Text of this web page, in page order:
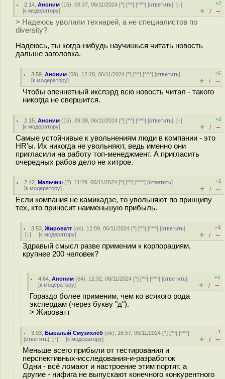
2.14 ,Аноним (16), 09:37, 06/11/2024 [^] [^^] [^^^] [ответить][↓]
[к модератору]
+7
+ / –
> Надеюсь уволили технарей, а не специалистов по
diversity?
Надеюсь, ты когда-нибудь научишься читать новость
дальше заголовка.
3.59 ,Аноним (59), 12:28, 06/11/2024 [^] [^^] [^^^] [ответить]
[к модератору]
+6
+ / –
Чтобы опеннетный икспэрд всю новость читал - такого
никогда не свершится.
2.15 ,Аноним (15), 09:38, 06/11/2024 [^] [^^] [^^^] [ответить][↑]
[к модератору]
+2
+ / –
Самые устойчивые к увольнениям люди в компании - это
HR'ы. Их никогда не увольняют, ведь именно они
пригласили на работу топ-менеджмент. А пригласить
очередных рабов дело не хитрое.
2.42 ,Мальчиш (?), 11:29, 06/11/2024 [^] [^^] [^^^] [ответить]
[к модератору]
+1
+ / –
Если компания не камикадзе, то увольняют по принципу
тех, кто приносит наименьшую прибыль.
3.53 ,Жироватт (ok), 12:09, 06/11/2024 [^] [^^] [^^^] [ответить]
[↓] [к модератору]
–1
+ / –
Здравый смысл разве применим к корпорациям,
крупнее 200 человек?
4.64 ,Аноним (64), 12:32, 06/11/2024 [^] [^^] [^^^] [ответить]
[к модератору]
+1
+ / –
Гораздо более применим, чем ко всякого рода
экспердам (через букву "д").
> Жироватт
3.93 ,Бывалый Смузихлёб (ok), 16:57, 06/11/2024 [^] [^^] [^^^]
[ответить] [↑] [к модератору]
–1
+ / –
Меньше всего прибыли от тестирования и
перспективных-исследования-и-разработок
Одни - всё ломают и настроение этим портят, а
другие - нифига не выпускают конечного конкурентного